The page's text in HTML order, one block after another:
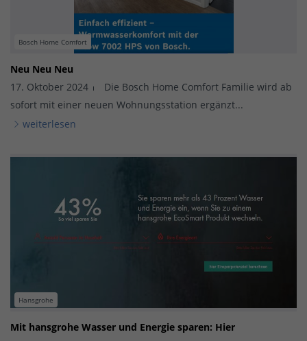
Bosch Home Comfort
Neu Neu Neu
17. Oktober 2024
Die Bosch Home Comfort Familie wird ab
sofort mit einer neuen Wohnungsstation ergänzt...
weiterlesen
Hansgrohe
Mit hansgrohe Wasser und Energie sparen: Hier